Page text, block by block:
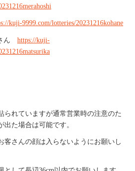
kuji-9999.com/lotteries/20231216kohane
ん https://kuji-
られていますが通常営業時の注意のた
た場合は可能です。
客さんの顔は入らないようにお願いし